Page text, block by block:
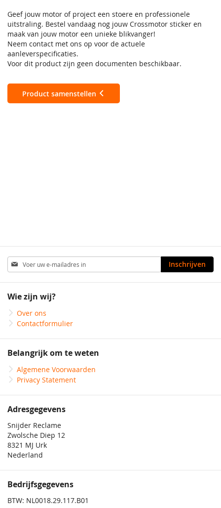
Geef jouw motor of project een stoere en professionele
uitstraling. Bestel vandaag nog jouw Crossmotor sticker en
maak van jouw motor een unieke blikvanger!
Neem contact met ons op voor de actuele
aanleverspecificaties.
Voor dit product zijn geen documenten beschikbaar.
Product samenstellen
Abonneer
u
op
nieuwsbrief
Inschrijven
Wie zijn wij?
Over ons
Contactformulier
Belangrijk om te weten
Algemene Voorwaarden
Privacy Statement
Adresgegevens
Snijder Reclame
Zwolsche Diep 12
8321 MJ Urk
Nederland
Bedrijfsgegevens
BTW: NL0018.29.117.B01